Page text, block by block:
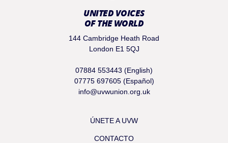
UNITED VOICES
OF THE WORLD
144 Cambridge Heath Road
London E1 5QJ
07884 553443 (English)
07775 697605 (Español)
info@uvwunion.org.uk
ÚNETE A UVW
CONTACTO